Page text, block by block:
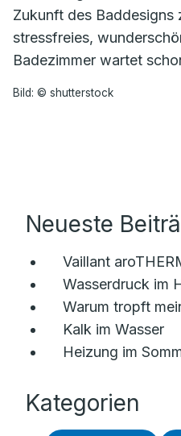
Zukunft des Baddesigns
stressfreies,
Badezimmer wartet
Bild: © shutterstock
Neueste
Vaillant
Wasserdruck im
Warum tropft
Kalk im Wasser
Heizung im
Kategorien